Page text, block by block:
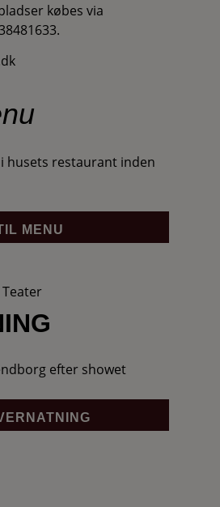
købes via
husets restaurant inden
MENU
Teater
efter showet